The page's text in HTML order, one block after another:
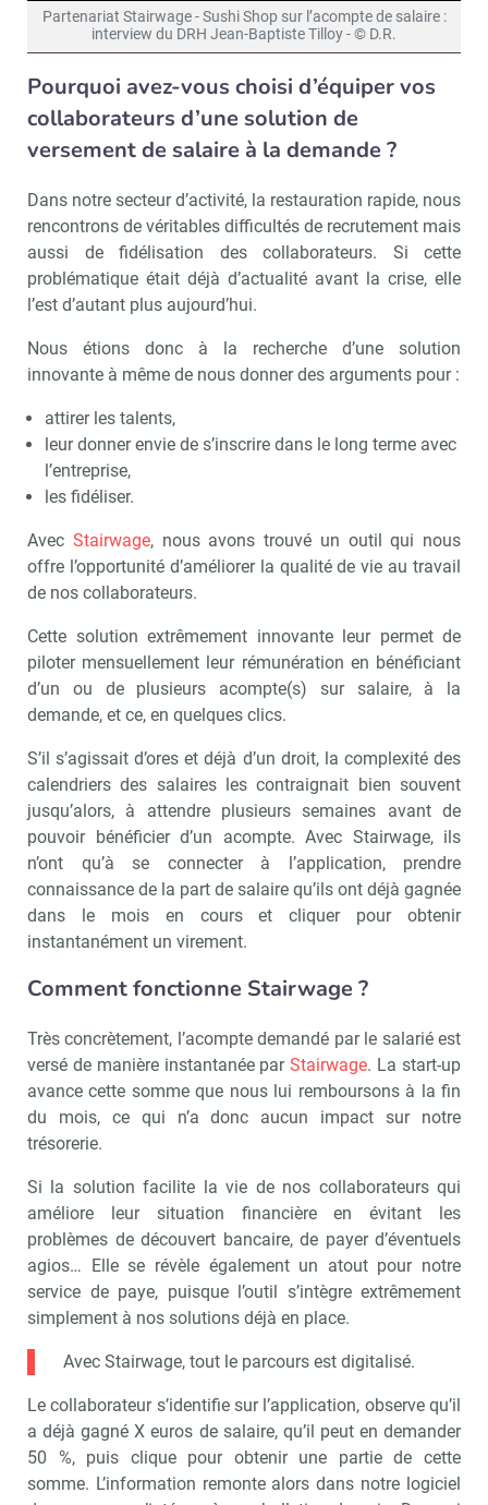
Partenariat Stairwage - Sushi Shop sur l’acompte de salaire :
interview du DRH Jean-Baptiste Tilloy - © D.R.
Pourquoi avez-vous choisi d’équiper vos
collaborateurs d’une solution de
versement de salaire à la demande ?
Dans notre secteur d’activité, la restauration rapide, nous
rencontrons de véritables difficultés de recrutement mais
aussi de fidélisation des collaborateurs. Si cette
problématique était déjà d’actualité avant la crise, elle
l’est d’autant plus aujourd’hui.
Nous étions donc à la recherche d’une solution
innovante à même de nous donner des arguments pour :
attirer les talents,
leur donner envie de s’inscrire dans le long terme avec
l’entreprise,
les fidéliser.
Avec Stairwage, nous avons trouvé un outil qui nous
offre l’opportunité d’améliorer la qualité de vie au travail
de nos collaborateurs.
Cette solution extrêmement innovante leur permet de
piloter mensuellement leur rémunération en bénéficiant
d’un ou de plusieurs acompte(s) sur salaire, à la
demande, et ce, en quelques clics.
S’il s’agissait d’ores et déjà d’un droit, la complexité des
calendriers des salaires les contraignait bien souvent
jusqu’alors, à attendre plusieurs semaines avant de
pouvoir bénéficier d’un acompte. Avec Stairwage, ils
n’ont qu’à se connecter à l’application, prendre
connaissance de la part de salaire qu’ils ont déjà gagnée
dans le mois en cours et cliquer pour obtenir
instantanément un virement.
Comment fonctionne Stairwage ?
Très concrètement, l’acompte demandé par le salarié est
versé de manière instantanée parStairwage. La start-up
avance cette somme que nous lui remboursons à la fin
du mois, ce qui n’a donc aucun impact sur notre
trésorerie.
Si la solution facilite la vie de nos collaborateurs qui
améliore leur situation financière en évitant les
problèmes de découvert bancaire, de payer d’éventuels
agios… Elle se révèle également un atout pour notre
service de paye, puisque l’outil s’intègre extrêmement
simplement à nos solutions déjà en place.
Avec Stairwage, tout le parcours est digitalisé.
Le collaborateur s’identifie sur l’application, observe qu’il
a déjà gagné X euros de salaire, qu’il peut en demander
50 %, puis clique pour obtenir une partie de cette
somme. L’information remonte alors dans notre logiciel